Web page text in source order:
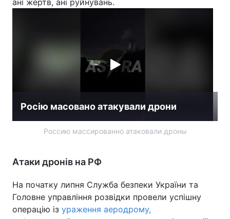
ані жертв, ані руйнувань.
Росію масовано атакували дрони
Россию массированно атаковали дроны
Атаки дронів на РФ
На початку липня Служба безпеки України та
Головне управління розвідки провели успішну
операцію із ураження аеродрому,